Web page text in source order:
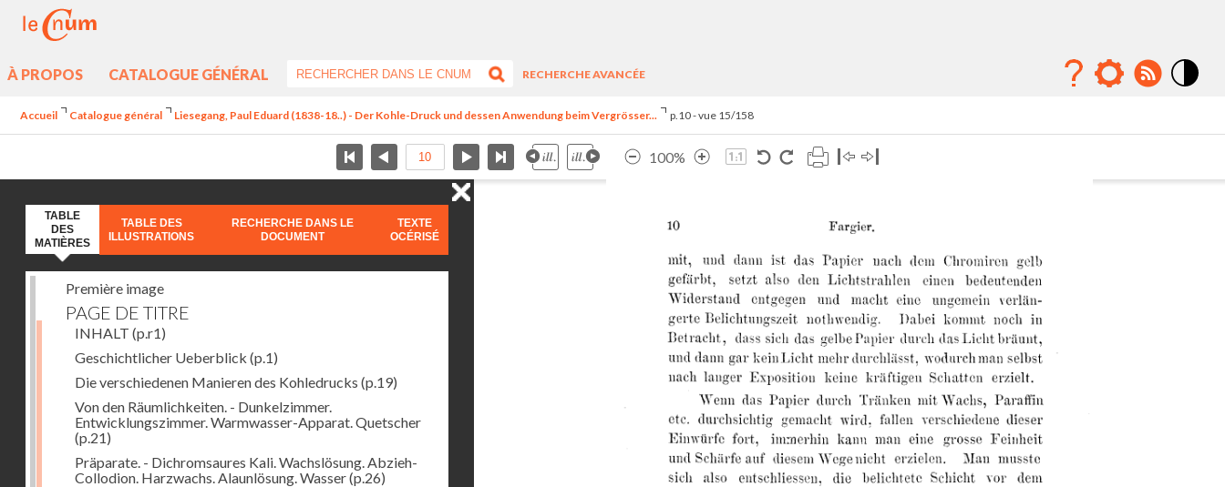
À PROPOS CATALOGUE GÉNÉRAL
RECHERCHE AVANCÉE
Accueil Catalogue général Liesegang, Paul Eduard (1838-18..) - Der Kohle-Druck und dessen Anwendung beim Vergrösser... p.10 - vue 15/158
100%
TABLE
DES
MATIÈRES
TABLE DES
ILLUSTRATIONS
RECHERCHE DANS LE
DOCUMENT
TEXTE
OCÉRISÉ
Première image
PAGE DE TITRE
INHALT (p.r1)
Geschichtlicher Ueberblick (p.1)
Die verschiedenen Manieren des Kohledrucks (p.19)
Von den Räumlichkeiten. - Dunkelzimmer.
Entwicklungszimmer. Warmwasser-Apparat. Quetscher
(p.21)
Präparate. - Dichromsaures Kali. Wachslösung. Abzieh-
Collodion. Harzwachs. Alaunlösung. Wasser(p.26)